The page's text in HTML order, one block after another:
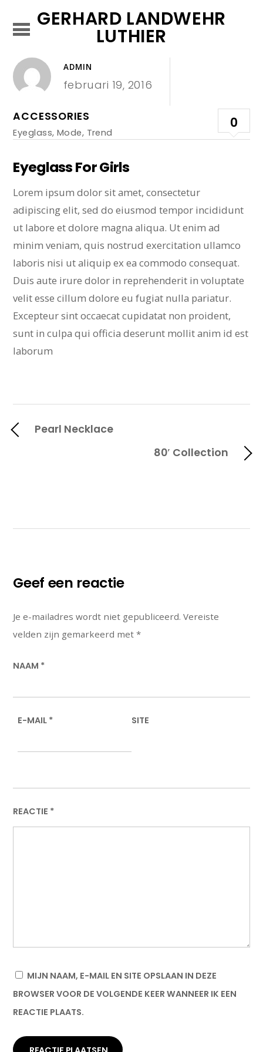
GERHARD LANDWEHR
LUTHIER
ADMIN
februari 19, 2016
ACCESSORIES
Eyeglass, Mode, Trend
0
Eyeglass For Girls
Lorem ipsum dolor sit amet, consectetur
adipiscing elit, sed do eiusmod tempor incididunt
ut labore et dolore magna aliqua. Ut enim ad
minim veniam, quis nostrud exercitation ullamco
laboris nisi ut aliquip ex ea commodo consequat.
Duis aute irure dolor in reprehenderit in voluptate
velit esse cillum dolore eu fugiat nulla pariatur.
Excepteur sint occaecat cupidatat non proident,
sunt in culpa qui officia deserunt mollit anim id est
laborum
Pearl Necklace
80′ Collection
Geef een reactie
Je e-mailadres wordt niet gepubliceerd. Vereiste
velden zijn gemarkeerd met*
NAAM *
E-MAIL * SITE
REACTIE *
MIJN NAAM, E-MAIL EN SITE OPSLAAN IN DEZE
BROWSER VOOR DE VOLGENDE KEER WANNEER IK EEN
REACTIE PLAATS.